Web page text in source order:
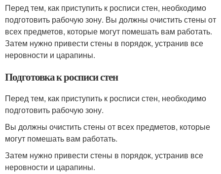
Перед тем, как приступить к росписи стен, необходимо
подготовить рабочую зону. Вы должны очистить стены от
всех предметов, которые могут помешать вам работать.
Затем нужно привести стены в порядок, устранив все
неровности и царапины.
Подготовка к росписи стен
Перед тем, как приступить к росписи стен, необходимо
подготовить рабочую зону.
Вы должны очистить стены от всех предметов, которые
могут помешать вам работать.
Затем нужно привести стены в порядок, устранив все
неровности и царапины.